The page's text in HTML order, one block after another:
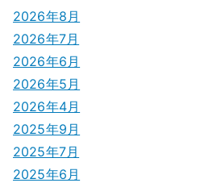
ゲ
ー
シ
ョ
ン
2026年8月
2026年7月
2026年6月
2026年5月
2026年4月
2025年9月
2025年7月
2025年6月